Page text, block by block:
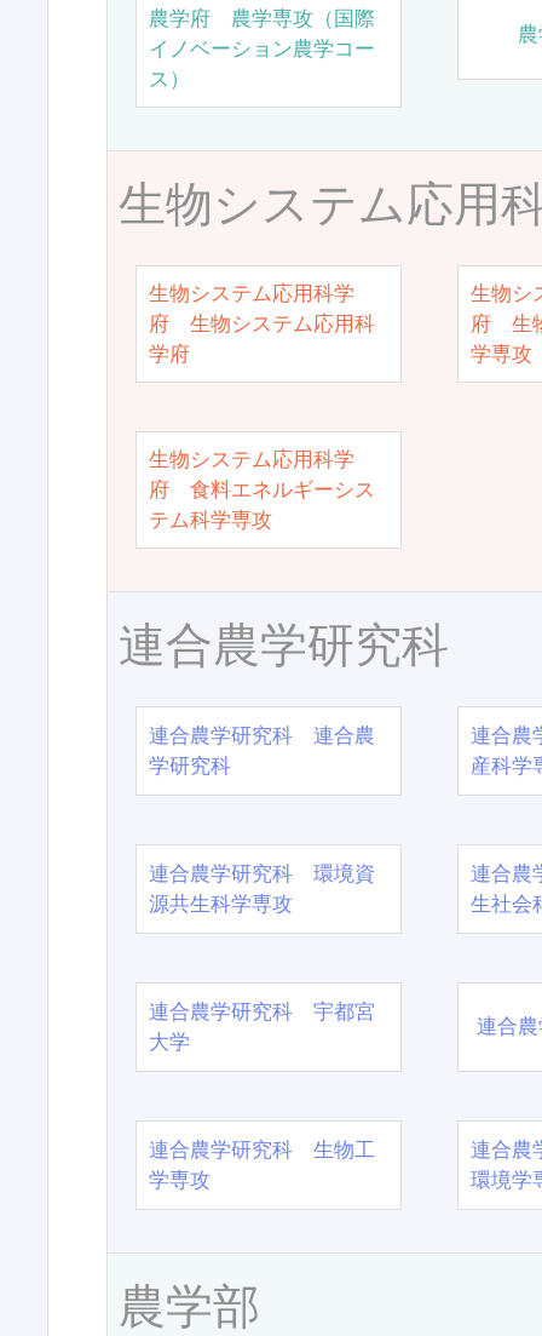
農学府 農学専攻（国際
イノベーション農学コー
ス）
生物システム応用
生物システム応用科学
府 生物システム応用科
学府
生物シ
府 生
学専攻
生物システム応用科学
府 食料エネルギーシス
テム科学専攻
連合農学研究科
連合農学研究科 連合農
学研究科
連合農
産科学
連合農学研究科 環境資
源共生科学専攻
連合農
生社会
連合農学研究科 宇都宮
大学
連合
連合農学研究科 生物工
学専攻
連合農
環境学
農学部